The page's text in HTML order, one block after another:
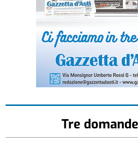
Tre